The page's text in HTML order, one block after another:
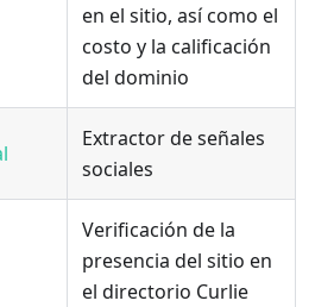
en el sitio, así como el
costo y la calificación
del dominio
Extractor de señales
sociales
Verificación de la
presencia del sitio en
el directorio Curlie